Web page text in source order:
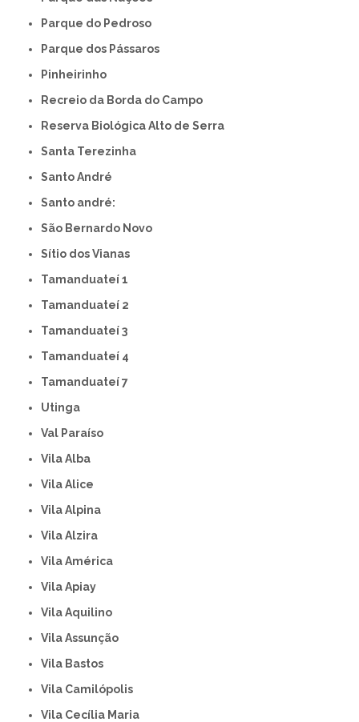
Parque do Pedroso
Parque dos Pássaros
Pinheirinho
Recreio da Borda do Campo
Reserva Biológica Alto de Serra
Santa Terezinha
Santo André
Santo andré:
São Bernardo Novo
Sítio dos Vianas
Tamanduateí 1
Tamanduateí 2
Tamanduateí 3
Tamanduateí 4
Tamanduateí 7
Utinga
Val Paraíso
Vila Alba
Vila Alice
Vila Alpina
Vila Alzira
Vila América
Vila Apiay
Vila Aquilino
Vila Assunção
Vila Bastos
Vila Camilópolis
Vila Cecília Maria